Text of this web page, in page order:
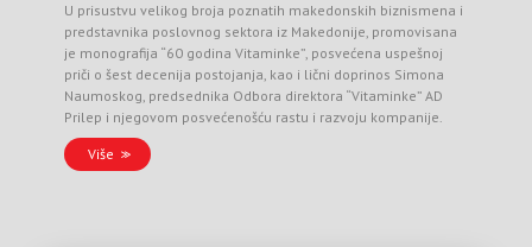
U prisustvu velikog broja poznatih makedonskih biznismena i
predstavnika poslovnog sektora iz Makedonije, promovisana
je monografija “60 godina Vitaminke”, posvećena uspešnoj
priči o šest decenija postojanja, kao i lični doprinos Simona
Naumoskog, predsednika Odbora direktora “Vitaminke” AD
Prilep i njegovom posvećenošću rastu i razvoju kompanije.
Više